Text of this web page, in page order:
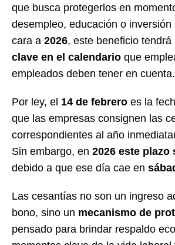
que busca protegerlos en
desempleo, educación o
cara a 2026, este beneficio tendrá
clave en el calendario que
empleados deben tener en cuenta.
Por ley, el 14 de febrero es la
que las empresas consignen las
correspondientes al año
Sin embargo, en 2026 este plazo
debido a que ese día cae en
Las cesantías no son un ingreso
bono, sino un mecanismo de
pensado para brindar respaldo